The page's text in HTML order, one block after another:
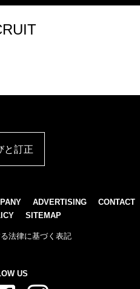
と訂正
ADVERTISING
CONTACT
SITEMAP
法律に基づく表記
US